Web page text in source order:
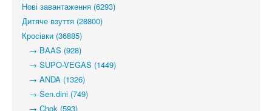
Нові завантаження (6293)
Дитяче взуття (28800)
Кросівки (36885)
→ BAAS (928)
→ SUPO-VEGAS (1449)
→ ANDA (1326)
→ Sen.dini (749)
→ Chok (593)